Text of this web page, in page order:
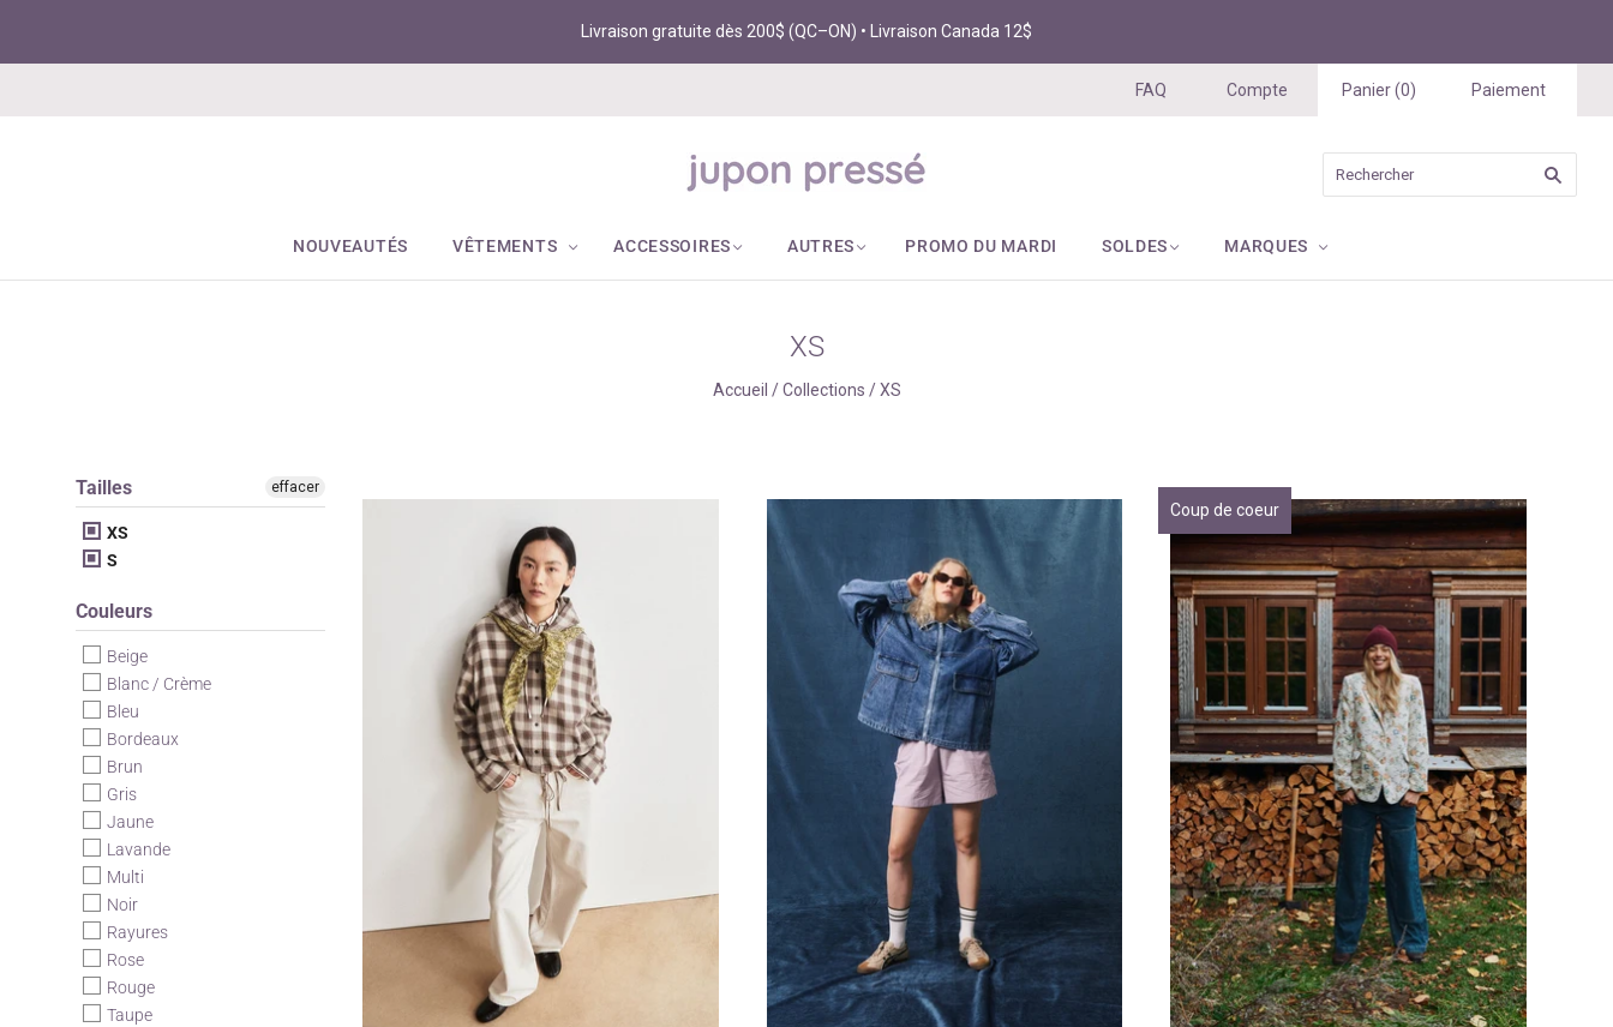
Livraison gratuite dès 200$ (QC–ON) • Livraison Canada 12$
FAQ Compte Panier(0) Paiement
NOUVEAUTÉS VÊTEMENTS ACCESSOIRES AUTRES PROMO DU MARDI SOLDES MARQUES
XS
Accueil / Collections / XS
Tailles
XS
S
effacer
Couleurs
Beige
Blanc / Crème
Bleu
Bordeaux
Brun
Gris
Jaune
Lavande
Multi
Noir
Rayures
Rose
Rouge
Taupe
Coup de coeur